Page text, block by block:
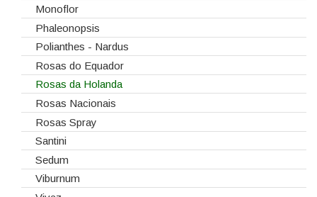
Monoflor
Phaleonopsis
Polianthes - Nardus
Rosas do Equador
Rosas da Holanda
Rosas Nacionais
Rosas Spray
Santini
Sedum
Viburnum